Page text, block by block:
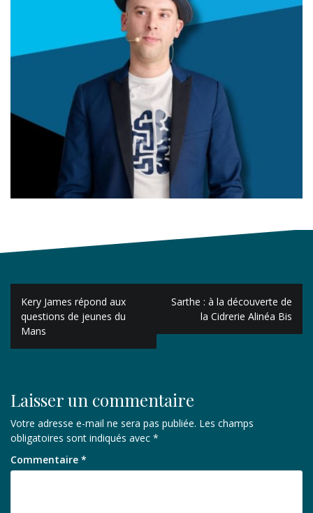
Navigation
de
l’article
Kery James répond aux
questions de jeunes du
Mans
Sarthe : à la découverte de
la Cidrerie Alinéa Bis
Laisser un commentaire
Votre adresse e-mail ne sera pas publiée. Les champs
obligatoires sont indiqués avec *
Commentaire *